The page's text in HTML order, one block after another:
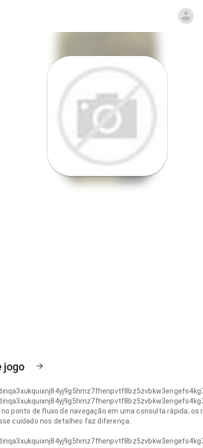
jogo
ponto de fluxo de navegação em uma consulta rápida;
cuidado nos detalhes faz diferença.